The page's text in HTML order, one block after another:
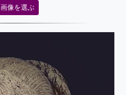
画像を選ぶ